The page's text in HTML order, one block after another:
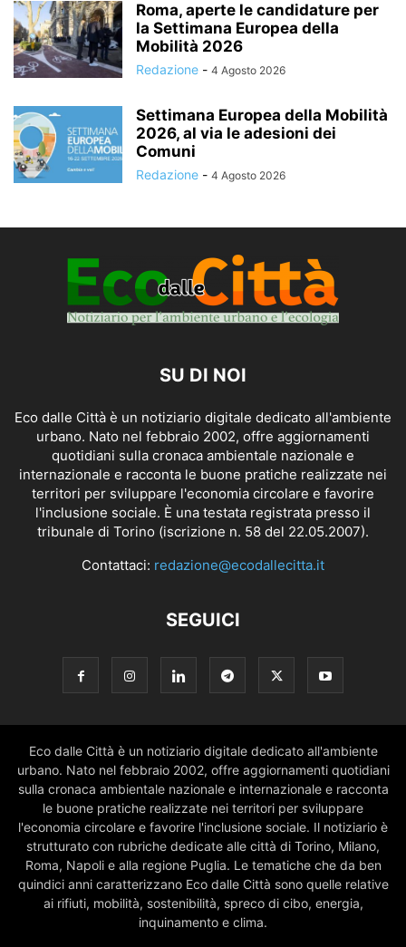
Roma, aperte le candidature per
la Settimana Europea della
Mobilità 2026
Redazione - 4 Agosto 2026
Settimana Europea della Mobilità
2026, al via le adesioni dei
Comuni
Redazione - 4 Agosto 2026
SU DI NOI
Eco dalle Città è un notiziario digitale dedicato all'ambiente
urbano. Nato nel febbraio 2002, offre aggiornamenti
quotidiani sulla cronaca ambientale nazionale e
internazionale e racconta le buone pratiche realizzate nei
territori per sviluppare l'economia circolare e favorire
l'inclusione sociale. È una testata registrata presso il
tribunale di Torino (iscrizione n. 58 del 22.05.2007).
Contattaci: redazione@ecodallecitta.it
SEGUICI
Eco dalle Città è un notiziario digitale dedicato all'ambiente
urbano. Nato nel febbraio 2002, offre aggiornamenti quotidiani
sulla cronaca ambientale nazionale e internazionale e racconta
le buone pratiche realizzate nei territori per sviluppare
l'economia circolare e favorire l'inclusione sociale. Il notiziario è
strutturato con rubriche dedicate alle città di Torino, Milano,
Roma, Napoli e alla regione Puglia. Le tematiche che da ben
quindici anni caratterizzano Eco dalle Città sono quelle relative
ai rifiuti, mobilità, sostenibilità, spreco di cibo, energia,
inquinamento e clima.